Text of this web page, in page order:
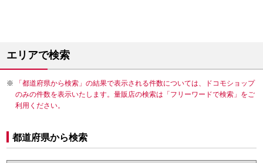
エリアで検索
「都道府県から検索」の結果で表示される件数については、ドコモショップ
のみの件数を表示いたします。量販店の検索は「フリーワードで検索」をご
利用ください。
都道府県から検索